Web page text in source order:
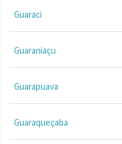
Guaraci
Guaraniaçu
Guarapuava
Guaraqueçaba